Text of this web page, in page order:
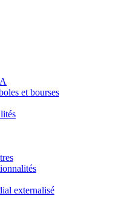
et bourses
externalisé